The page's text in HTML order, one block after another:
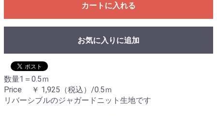
カートに入れる
お気に入りに追加
数量1＝0.5ｍ
Price ￥ 1,925（税込）/0.5ｍ
リバーシブルのジャガードニット生地です